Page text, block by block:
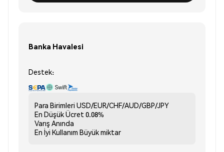
Banka Havalesi
Destek:
Para Birimleri USD/EUR/CHF/AUD/GBP/JPY
En Düşük Ücret 0.08%
Varış Anında
En İyi Kullanım Büyük miktar